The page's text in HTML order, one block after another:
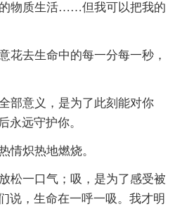
物质生活……但我可以把我的
花去生命中的每一分每一秒，
部意义，是为了此刻能对你
永远守护你。
情炽热地燃烧。
松一口气；吸，是为了感受被
说，生命在一呼一吸。我才明